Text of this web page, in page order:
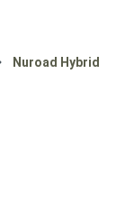
Nuroad Hybrid